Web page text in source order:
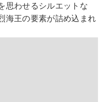
思わせるシルエットな
海王の要素が詰め込まれ